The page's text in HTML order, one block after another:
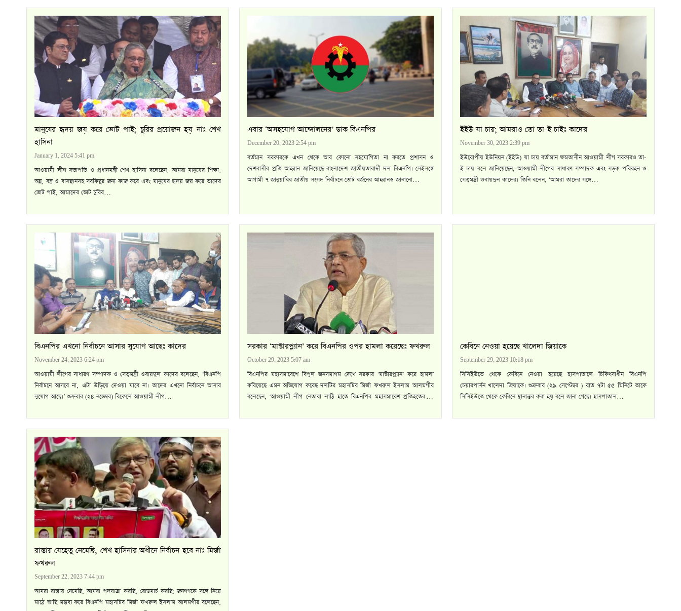
মানুষের হৃদয় জয় করে ভোট পাই; চুরির প্রয়োজন হয় নাঃ শেখ
হাসিনা
January 1, 2024 5:41 pm
আওয়ামী লীগ সভাপতি ও প্রধানমন্ত্রী শেখ হাসিনা বলেছেন, আমরা মানুষের শিক্ষা,
অন্ন, বস্ত্র ও বাসস্থানসহ সবকিছুর জন্য কাজ করে এবং মানুষের হৃদয় জয় করে তাদের
ভোট পাই, আমাদের ভোট চুরির…
এবার ‘অসহযোগ আন্দোলনের’ ডাক বিএনপির
December 20, 2023 2:54 pm
বর্তমান সরকারকে এখন থেকে আর কোনো সহযোগিতা না করতে প্রশাসন ও
দেশবাসীর প্রতি আহ্বান জানিয়েছে বাংলাদেশ জাতীয়তাবাদী দল বিএনপি। সেইসঙ্গে
আগামী ৭ জানুয়ারির জাতীয় সংসদ নির্বাচনে ভোট বর্জনের আহ্বানও জানানো…
ইইউ যা চায়; আমরাও তো তা-ই চাইঃ কাদের
November 30, 2023 2:39 pm
ইউরোপীয় ইউনিয়ন (ইইউ) যা চায় বর্তামান ক্ষমতাসীন আওয়ামী লীগ সরকারও তা-
ই চায় বলে জানিয়েছেন, আওয়ামী লীগের সাধারণ সম্পাদক এবং সড়ক পরিবহন ও
সেতুমন্ত্রী ওবায়দুল কাদের। তিনি বলেন, ‘আমরা তাদের সঙ্গে…
বিএনপির এখনো নির্বাচনে আসার সুযোগ আছেঃ কাদের
November 24, 2023 6:24 pm
আওয়ামী লীগের সাধারণ সম্পাদক ও সেতুমন্ত্রী ওবায়দুল কাদের বলেছেন, ‘বিএনপি
নির্বাচনে আসবে না, এটা উড়িয়ে দেওয়া যাবে না। তাদের এখনো নির্বাচনে আসার
সুযোগ আছে।’ শুক্রবার (২৪ নভেম্বর) বিকেলে আওয়ামী লীগ…
সরকার ‘মাস্টারপ্ল্যান’ করে বিএনপির ওপর হামলা করেছেঃ ফখরুল
October 29, 2023 5:07 am
বিএনপির মহাসমাবেশে বিপুল জনসমাগম দেখে সরকার ‘মাস্টারপ্ল্যান’ করে হামলা
করিয়েছে এমন অভিযোগ করেছ দলটির মহাসচিব মির্জা ফখরুল ইসলাম আলমগীর
বলেছেন, 'আওয়ামী লীগ নেতারা লাঠি হাতে বিএনপির মহাসমাবেশ প্রতিহতের যে
কেবিনে নেওয়া হয়েছে খালেদা জিয়াকে
September 29, 2023 10:18 pm
সিসিইউতে থেকে কেবিনে নেওয়া হয়েছে হাসপাতালে চিকিৎসাধীন বিএনপি
চেয়ারপার্সন খালেদা জিয়াকে। শুক্রবার (২৯ সেপ্টেম্বর ) রাত ৭টা ৫৫ মিনিটে তাকে
সিসিইউতে থেকে কেবিনে স্থানান্তর করা হয় বলে জানা গেছে। হাসপাতাল…
রাস্তায় যেহেতু নেমেছি, শেখ হাসিনার অধীনে নির্বাচন হবে নাঃ মির্জা
ফখরুল
September 22, 2023 7:44 pm
আমরা রাস্তায় নেমেছি, আমরা পদযাত্রা করছি, রোডমার্চ করছি; জনগণকে সঙ্গে নিয়ে
মাঠে আছি মন্তব্য করে বিএনপি মহাসচিব মির্জা ফখরুল ইসলাম আলমগীর বলেছেন,